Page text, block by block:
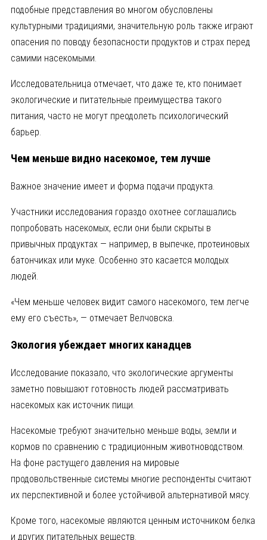
подобные представления во многом обусловлены
культурными традициями, значительную роль также играют
опасения по поводу безопасности продуктов и страх перед
самими насекомыми.
Исследовательница отмечает, что даже те, кто понимает
экологические и питательные преимущества такого
питания, часто не могут преодолеть психологический
барьер.
Чем меньше видно насекомое, тем лучше
Важное значение имеет и форма подачи продукта.
Участники исследования гораздо охотнее соглашались
попробовать насекомых, если они были скрыты в
привычных продуктах — например, в выпечке, протеиновых
батончиках или муке. Особенно это касается молодых
людей.
«Чем меньше человек видит самого насекомого, тем легче
ему его съесть», — отмечает Велчовска.
Экология убеждает многих канадцев
Исследование показало, что экологические аргументы
заметно повышают готовность людей рассматривать
насекомых как источник пищи.
Насекомые требуют значительно меньше воды, земли и
кормов по сравнению с традиционным животноводством.
На фоне растущего давления на мировые
продовольственные системы многие респонденты считают
их перспективной и более устойчивой альтернативой мясу.
Кроме того, насекомые являются ценным источником белка
и других питательных веществ.